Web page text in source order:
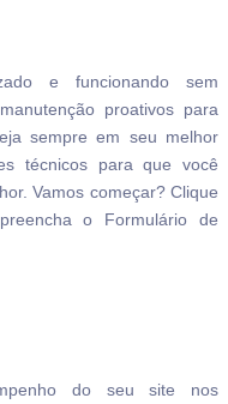
e funcionando sem
proativos para
sempre em seu melhor
técnicos para que você
Vamos começar? Clique
o Formulário de
do seu site nos